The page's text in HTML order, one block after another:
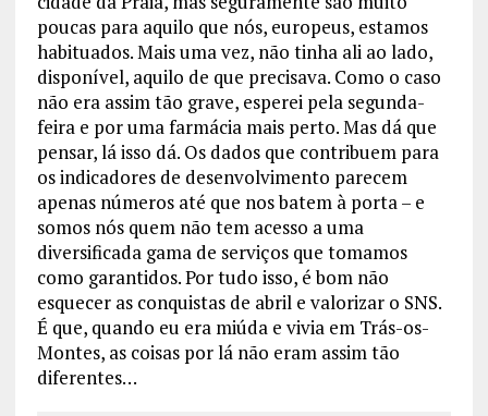
poucas para aquilo que nós, europeus, estamos
habituados. Mais uma vez, não tinha ali ao lado,
disponível, aquilo de que precisava. Como o caso
não era assim tão grave, esperei pela segunda-
feira e por uma farmácia mais perto. Mas dá que
pensar, lá isso dá. Os dados que contribuem para
os indicadores de desenvolvimento parecem
apenas números até que nos batem à porta – e
somos nós quem não tem acesso a uma
diversificada gama de serviços que tomamos
como garantidos. Por tudo isso, é bom não
esquecer as conquistas de abril e valorizar o SNS.
É que, quando eu era miúda e vivia em Trás-os-
Montes, as coisas por lá não eram assim tão
diferentes…